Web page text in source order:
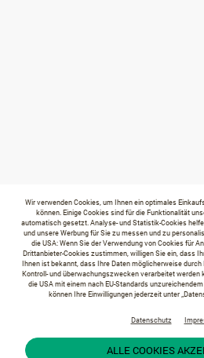
Wir verwenden Cookies, um Ihnen ein optimales
können. Einige Cookies sind für die Funktionalität
automatisch gesetzt. Analyse- und Statistik-Cookies
und unsere Werbung für Sie zu messen und zu
die USA: Wenn Sie der Verwendung von Cookies für
Drittanbieter-Cookies zustimmen, willigen Sie ein, dass
Ihnen ist bekannt, dass Ihre Daten möglicherweise
Kontroll- und überwachungszwecken verarbeitet werden
die USA mit einem nach EU-Standards
können Ihre Einwilligungen jederzeit unter
Datenschutz
ALLE COOKIES